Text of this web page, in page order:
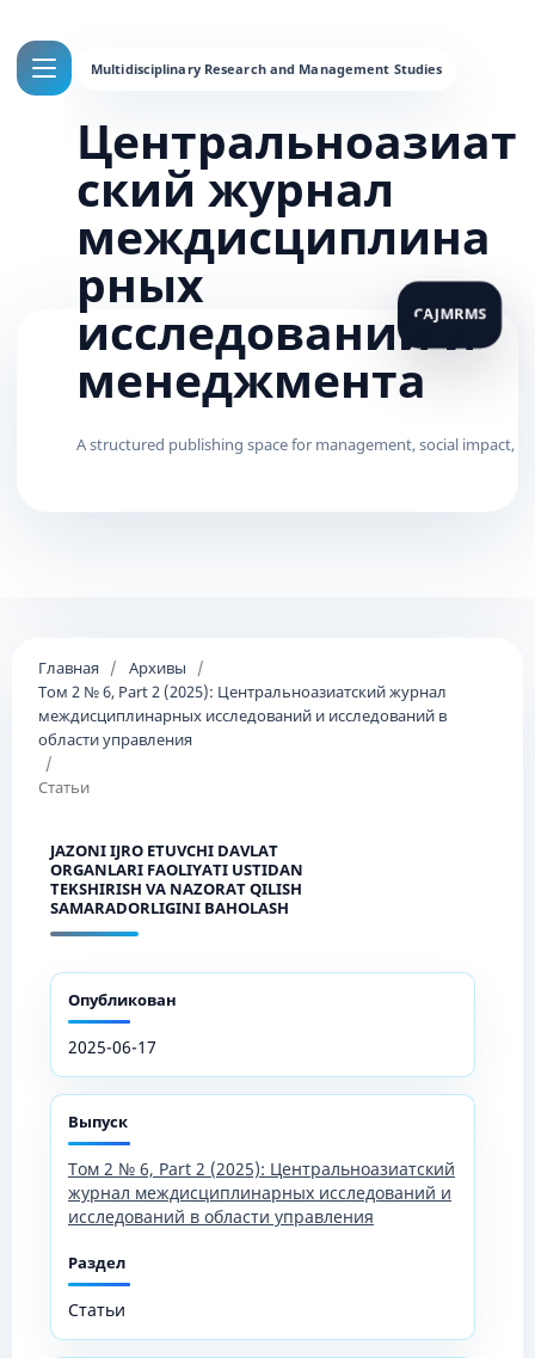
Центральноазиат
ский журнал
междисциплина
рных
исследований и
менеджмента
Главная / Архивы
/
Том 2 № 6, Part 2 (2025): Центральноазиатский журнал
междисциплинарных исследований и исследований в
области управления
/
Статьи
JAZONI IJRO ETUVCHI DAVLAT
ORGANLARI FAOLIYATI USTIDAN
TEKSHIRISH VA NAZORAT QILISH
SAMARADORLIGINI BAHOLASH
Опубликован
2025-06-17
Выпуск
Том 2 № 6, Part 2 (2025): Центральноазиатский
журнал междисциплинарных исследований и
исследований в области управления
Раздел
Статьи